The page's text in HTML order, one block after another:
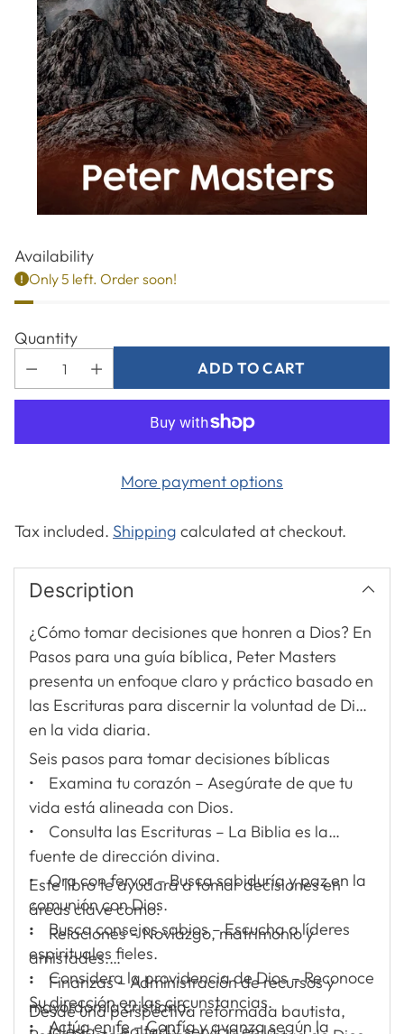
Availability
Only 5 left. Order soon!
Quantity
ADD TO CART
More payment options
Tax included. Shipping calculated at checkout.
Description
¿Cómo tomar decisiones que honren a Dios? En
Pasos para una guía bíblica, Peter Masters
presenta un enfoque claro y práctico basado en
las Escrituras para discernir la voluntad de Dios
en la vida diaria.
Seis pasos para tomar decisiones bíblicas
• Examina tu corazón – Asegúrate de que tu
vida está alineada con Dios.
• Consulta las Escrituras – La Biblia es la
fuente de dirección divina.
• Ora con fervor – Busca sabiduría y paz en la
comunión con Dios.
• Busca consejos sabios – Escucha a líderes
espirituales fieles.
• Considera la providencia de Dios – Reconoce
Su dirección en las circunstancias.
• Actúa en fe – Confía y avanza según la
Este libro te ayudará a tomar decisiones en
áreas clave como:
• Relaciones – Noviazgo, matrimonio y
amistades.
• Finanzas – Administración de recursos y
mayordomía cristiana.
Desde una perspectiva reformada bautista,